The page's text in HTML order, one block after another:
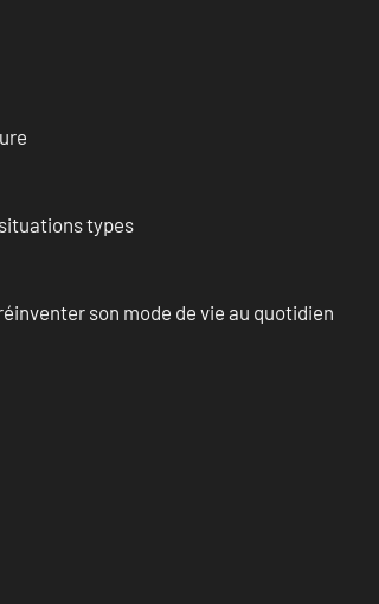
types
son mode de vie au quotidien